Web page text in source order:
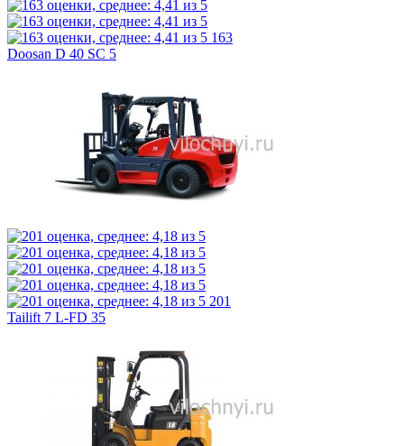
163
Doosan D 40 SC 5
201
Tailift 7 L-FD 35